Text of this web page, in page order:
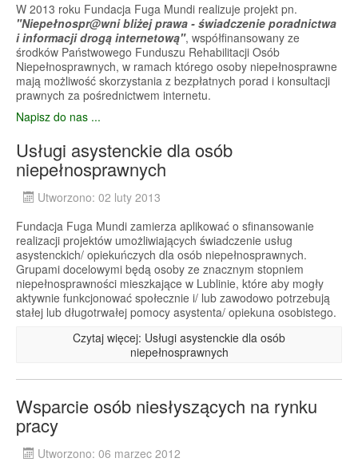
W 2013 roku Fundacja Fuga Mundi realizuje projekt pn.
"Niepełnospr@wni bliżej prawa - świadczenie poradnictwa
i informacji drogą internetową", współfinansowany ze
środków Państwowego Funduszu Rehabilitacji Osób
Niepełnosprawnych, w ramach którego osoby niepełnosprawne
mają możliwość skorzystania z bezpłatnych porad i konsultacji
prawnych za pośrednictwem internetu.
Napisz do nas ...
Usługi asystenckie dla osób
niepełnosprawnych
Utworzono: 02 luty 2013
Fundacja Fuga Mundi zamierza aplikować o sfinansowanie
realizacji projektów umożliwiających świadczenie usług
asystenckich/ opiekuńczych dla osób niepełnosprawnych.
Grupami docelowymi będą osoby ze znacznym stopniem
niepełnosprawności mieszkające w Lublinie, które aby mogły
aktywnie funkcjonować społecznie i/ lub zawodowo potrzebują
stałej lub długotrwałej pomocy asystenta/ opiekuna osobistego.
Czytaj więcej: Usługi asystenckie dla osób
niepełnosprawnych
Wsparcie osób niesłyszących na rynku
pracy
Utworzono: 06 marzec 2012